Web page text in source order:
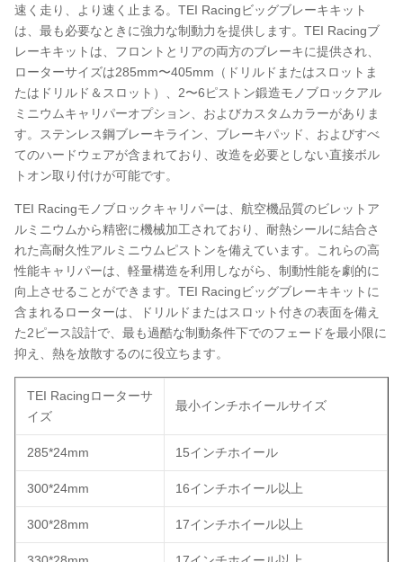
速く走り、より速く止まる。TEI Racingビッグブレーキキット
は、最も必要なときに強力な制動力を提供します。TEI Racingブ
レーキキットは、フロントとリアの両方のブレーキに提供され、
ローターサイズは285mm〜405mm（ドリルドまたはスロットま
たはドリルド＆スロット）、2〜6ピストン鍛造モノブロックアル
ミニウムキャリパーオプション、およびカスタムカラーがありま
す。ステンレス鋼ブレーキライン、ブレーキパッド、およびすべ
てのハードウェアが含まれており、改造を必要としない直接ボル
トオン取り付けが可能です。
TEI Racingモノブロックキャリパーは、航空機品質のビレットア
ルミニウムから精密に機械加工されており、耐熱シールに結合さ
れた高耐久性アルミニウムピストンを備えています。これらの高
性能キャリパーは、軽量構造を利用しながら、制動性能を劇的に
向上させることができます。TEI Racingビッグブレーキキットに
含まれるローターは、ドリルドまたはスロット付きの表面を備え
た2ピース設計で、最も過酷な制動条件下でのフェードを最小限に
抑え、熱を放散するのに役立ちます。
TEI Racingローターサ
イズ
最小インチホイールサイズ
285*24mm 15インチホイール
300*24mm 16インチホイール以上
300*28mm 17インチホイール以上